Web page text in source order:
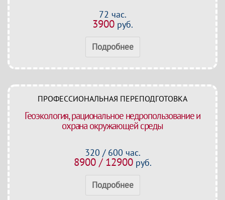
72 час.
3900руб.
Подробнее
ПРОФЕССИОНАЛЬНАЯ ПЕРЕПОДГОТОВКА
Геоэкология, рациональное недропользование и
охрана окружающей среды
320 / 600 час.
8900 / 12900руб.
Подробнее